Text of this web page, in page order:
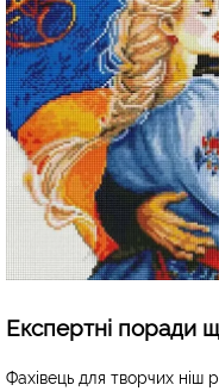
Експертні поради
Фахівець для творчих ніш